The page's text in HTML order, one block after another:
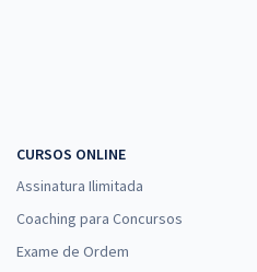
CURSOS ONLINE
Assinatura Ilimitada
Coaching para Concursos
Exame de Ordem